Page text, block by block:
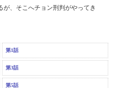
が、そこへチョン刑判がやってき
第1話
第3話
第5話